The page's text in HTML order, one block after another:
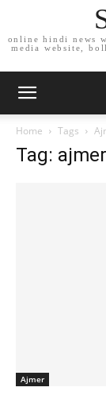
online hindi news
media website,
Home Tags
Tag:
Ajmer